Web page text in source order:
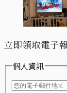
立即領取電子
個人資訊